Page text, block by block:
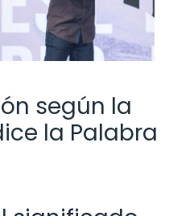
según la
la Palabra